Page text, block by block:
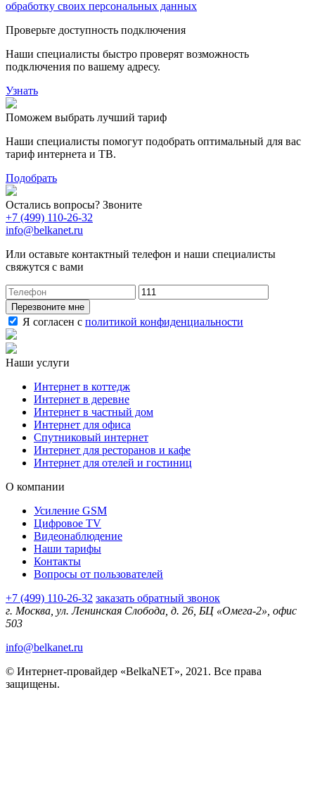
обработку своих персональных данных
Проверьте доступность подключения
Наши специалисты быстро проверят возможность
подключения по вашему адресу.
Узнать
Поможем выбрать лучший тариф
Наши специалисты помогут подобрать оптимальный для вас
тариф интернета и ТВ.
Подобрать
Остались вопросы? Звоните
+7 (499) 110-26-32
info@belkanet.ru
Или оставьте контактный телефон и наши специалисты
свяжутся с вами
Перезвоните мне
Я согласен с политикой конфиденциальности
Наши услуги
Интернет в коттедж
Интернет в деревне
Интернет в частный дом
Интернет для офиса
Спутниковый интернет
Интернет для ресторанов и кафе
Интернет для отелей и гостиниц
О компании
Усиление GSM
Цифровое TV
Видеонаблюдение
Наши тарифы
Контакты
Вопросы от пользователей
+7 (499) 110-26-32 заказать обратный звонок
г. Москва, ул. Ленинская Слобода, д. 26, БЦ «Омега-2», офис
503
info@belkanet.ru
© Интернет-провайдер «BelkaNET», 2021. Все права
защищены.